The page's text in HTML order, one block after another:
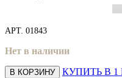
АРТ. 01843
Нет в наличии
В КОРЗИНУ КУПИТЬ В 1